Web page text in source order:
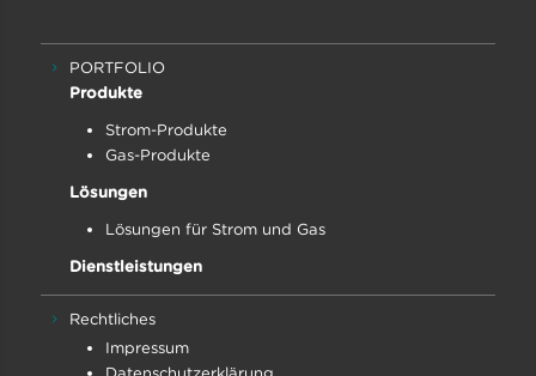
PORTFOLIO
Produkte
Strom-Produkte
Gas-Produkte
Lösungen
Lösungen für Strom und Gas
Dienstleistungen
Rechtliches
Impressum